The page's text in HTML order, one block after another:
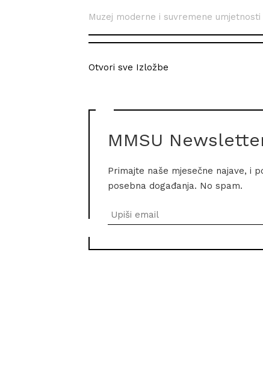
Muzej moderne i suvremene umjetnosti
Otvori sve Izložbe
MMSU
Primajte naše mjesečne najave, i
posebna događanja. No spam.